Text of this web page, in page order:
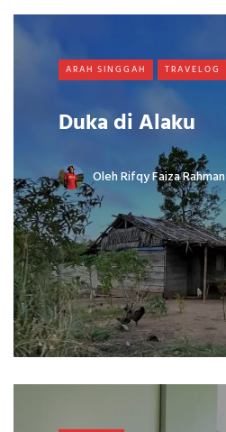
ARAH SINGGAH TRAVELOG
Duka di Alaku
OlehRifqy Faiza Rahman